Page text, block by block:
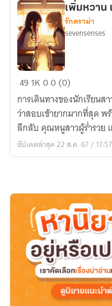
เรา
ไม่
ไป
ไหน
หรอก
เพิ่ม
หวาน
เพราะ
น้ำตาล
คือ
ความ
เพิ่มหวาน
รักดราม่า
sevensenses
49 1K00 (0)
การเดินทางของนักเรียนส
ว่าสอบเข้ายากมากที่สุด
ลึกลับ คุณหนูสาวผู้ร่ำรวย
อัปเดตล่าสุด 22 ส.ค. 67 /